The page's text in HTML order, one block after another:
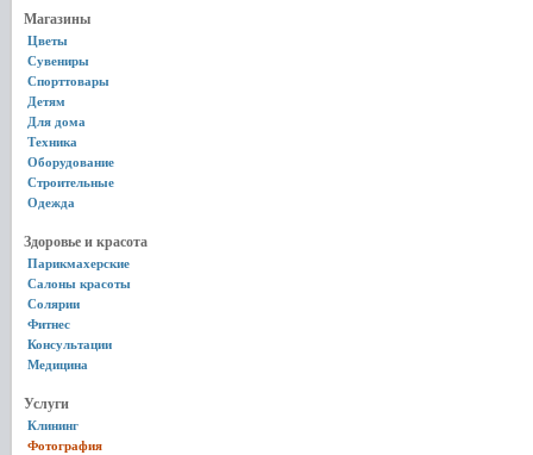
Магазины
Цветы
Сувениры
Спорттовары
Детям
Для дома
Техника
Оборудование
Строительные
Одежда
Здоровье и красота
Парикмахерские
Салоны красоты
Солярии
Фитнес
Консультации
Медицина
Услуги
Клининг
Фотография